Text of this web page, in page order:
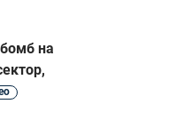
на